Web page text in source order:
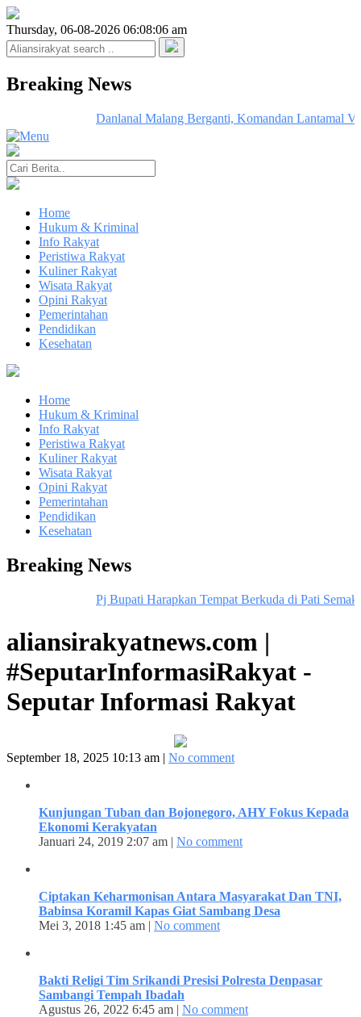
Thursday, 06-08-2026 06:08:06 am
Breaking News
Danlanal Malang Berganti, Komandan Lantamal V
Home
Hukum & Kriminal
Info Rakyat
Peristiwa Rakyat
Kuliner Rakyat
Wisata Rakyat
Opini Rakyat
Pemerintahan
Pendidikan
Kesehatan
Home
Hukum & Kriminal
Info Rakyat
Peristiwa Rakyat
Kuliner Rakyat
Wisata Rakyat
Opini Rakyat
Pemerintahan
Pendidikan
Kesehatan
Breaking News
Pj Bupati Harapkan Tempat Berkuda di Pati Semakin
aliansirakyatnews.com |
#SeputarInformasiRakyat -
Seputar Informasi Rakyat
September 18, 2025 10:13 am | No comment
Kunjungan Tuban dan Bojonegoro, AHY Fokus Kepada
Ekonomi Kerakyatan
Januari 24, 2019 2:07 am | No comment
Ciptakan Keharmonisan Antara Masyarakat Dan TNI,
Babinsa Koramil Kapas Giat Sambang Desa
Mei 3, 2018 1:45 am | No comment
Bakti Religi Tim Srikandi Presisi Polresta Denpasar
Sambangi Tempah Ibadah
Agustus 26, 2022 6:45 am | No comment